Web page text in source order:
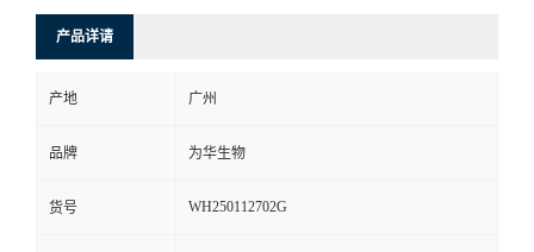
产品详请
产地 广州
品牌 为华生物
货号 WH250112702G